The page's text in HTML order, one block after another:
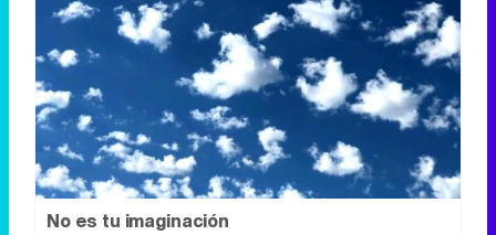
No es tu imaginación